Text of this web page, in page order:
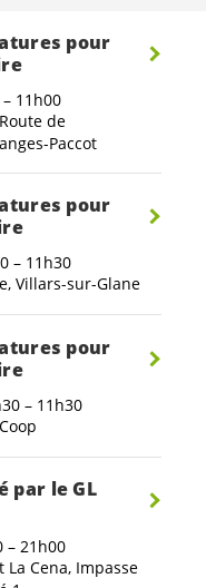
pour
11h00
de
Paccot
pour
– 11h30
Villars-sur-Glane
pour
– 11h30
par le GL
– 21h00
Cena, Impasse